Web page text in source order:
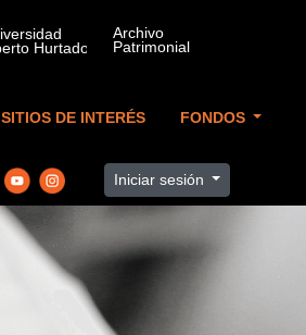
SITIOS DE INTERÉS FONDOS
Iniciar sesión